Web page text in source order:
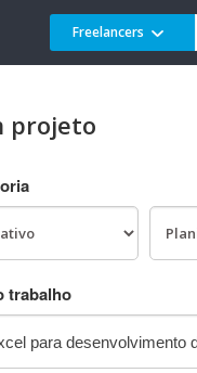
Freelancers
projeto
trabalho